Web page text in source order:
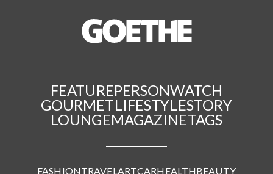
FEATUREPERSONWATCH
GOURMETLIFESTYLESTORY
LOUNGEMAGAZINETAGS
FASHIONTRAVELARTCARHEALTHBEAUTY